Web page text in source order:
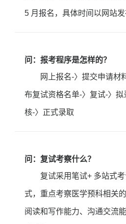
5 月报名，具体时间以网站发
问：报考程序是怎样的？
网上报名-〉提交申请材
布复试资格名单-〉复试-〉
核-〉正式录取
问：复试考察什么？
复试采用笔试+ 多站式考
式，重点考察医学预科相关
阅读和写作能力、沟通交流